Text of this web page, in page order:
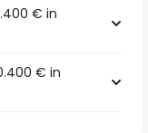
€ in
€ in